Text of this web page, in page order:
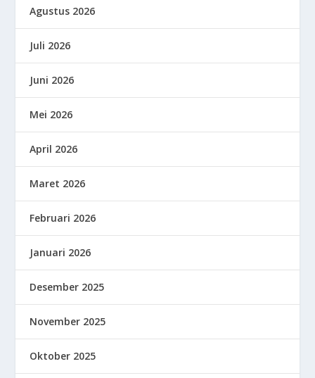
Agustus 2026
Juli 2026
Juni 2026
Mei 2026
April 2026
Maret 2026
Februari 2026
Januari 2026
Desember 2025
November 2025
Oktober 2025